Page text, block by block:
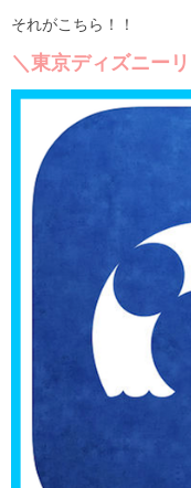
それがこちら！！
＼東京ディズニー